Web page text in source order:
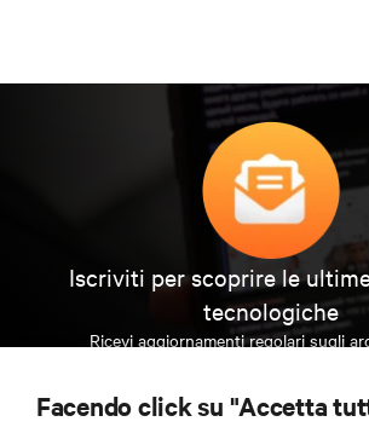
Iscriviti per scoprire le
tecnologiche
Ricevi aggiornamenti regolari sugli
data center e
Facendo click su "Accetta